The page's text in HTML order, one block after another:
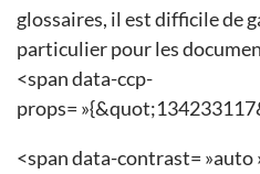
glossaires, il est difficile de
particulier pour les
<span data-ccp-
props=
<span data-contrast=